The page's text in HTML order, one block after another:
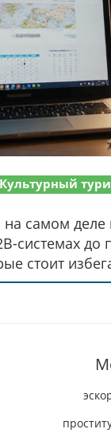
Культурный
на самом
системах
стоит